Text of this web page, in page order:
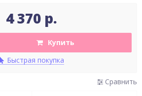
4 370 р.
Купить
Быстрая покупка
Сравнить